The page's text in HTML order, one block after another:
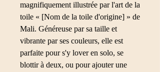
magnifiquement illustrée par l'art de la
toile « [Nom de la toile d'origine] » de
Mali. Généreuse par sa taille et
vibrante par ses couleurs, elle est
parfaite pour s'y lover en solo, se
blottir à deux, ou pour ajouter une